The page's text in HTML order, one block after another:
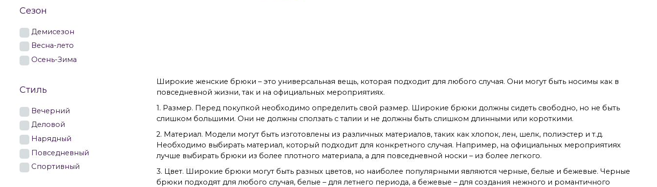
Широкие женские брюки – это универсальная вещь, которая подходит для любого случая. Они могут быть носимы как в
повседневной жизни, так и на официальных мероприятиях.
1. Размер. Перед покупкой необходимо определить свой размер. Широкие брюки должны сидеть свободно, но не быть
слишком большими. Они не должны сползать с талии и не должны быть слишком длинными или короткими.
2. Материал. Модели могут быть изготовлены из различных материалов, таких как хлопок, лен, шелк, полиэстер и т.д.
Необходимо выбирать материал, который подходит для конкретного случая. Например, на официальных мероприятиях
лучше выбирать брюки из более плотного материала, а для повседневной носки – из более легкого.
3. Цвет. Широкие брюки могут быть разных цветов, но наиболее популярными являются черные, белые и бежевые. Черные
брюки подходят для любого случая, белые – для летнего периода, а бежевые – для создания нежного и романтичного
Сезон
Демисезон
Весна-лето
Осень-Зима
Стиль
Вечерний
Деловой
Нарядный
Повседневный
Спортивный